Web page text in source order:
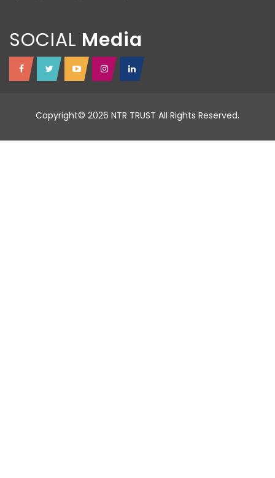
SOCIAL
Copyright© 2026 NTR TRUST All Rights Reserved.